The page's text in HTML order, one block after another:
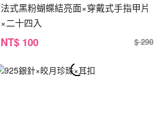
法式黑粉蝴蝶結亮面×穿戴式手指甲片
×二十四入
NT$ 100 $ 290